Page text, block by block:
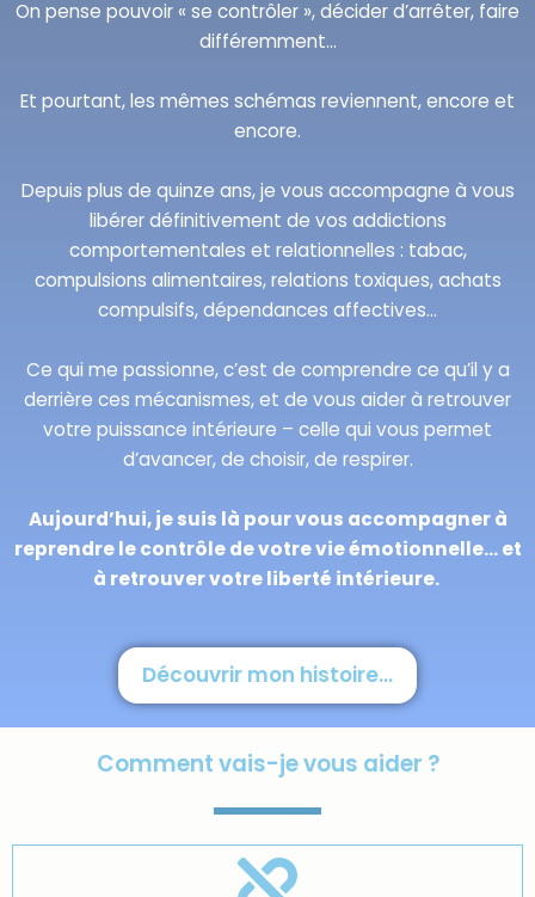
On pense pouvoir « se contrôler », décider d’arrêter, faire
différemment…
Et pourtant, les mêmes schémas reviennent, encore et
encore.
Depuis plus de quinze ans, je vous accompagne à vous
libérer définitivement de vos addictions
comportementales et relationnelles : tabac,
compulsions alimentaires, relations toxiques, achats
compulsifs, dépendances affectives…
Ce qui me passionne, c’est de comprendre ce qu’il y a
derrière ces mécanismes, et de vous aider à retrouver
votre puissance intérieure – celle qui vous permet
d’avancer, de choisir, de respirer.
Aujourd’hui, je suis là pour vous accompagner à
reprendre le contrôle de votre vie émotionnelle… et
à retrouver votre liberté intérieure.
Découvrir mon histoire...
Comment vais-je vous aider ?